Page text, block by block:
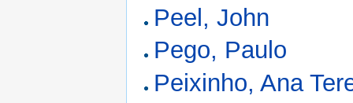
Peel, John
Pego, Paulo
Peixinho, Ana